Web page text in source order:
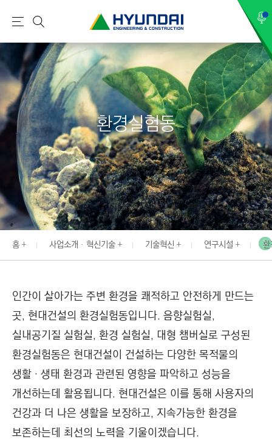
현
건
설
(
H
Y
U
N
D
A
I
:
E
N
N
E
E
R
I
N
G
&
C
메
뉴
검
색
환경실험동
홈 사업소개 · 혁신기술 기술혁신 연구시설
인간이 살아가는 주변 환경을 쾌적하고 안전하게 만드는
곳, 현대건설의 환경실험동입니다. 음향실험실,
실내공기질 실험실, 환경 실험실, 대형 챔버실로 구성된
환경실험동은 현대건설이 건설하는 다양한 목적물의
생활 · 생태 환경과 관련된 영향을 파악하고 성능을
개선하는데 활용됩니다. 현대건설은 이를 통해 사용자의
건강과 더 나은 생활을 보장하고, 지속가능한 환경을
보존하는데 최선의 노력을 기울이겠습니다.